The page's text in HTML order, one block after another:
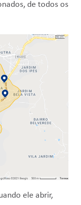
de todos os
ele abrir,